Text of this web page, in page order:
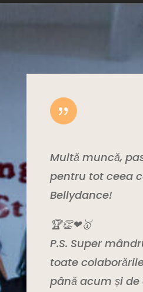
{
Multă muncă,
pentru tot ceea
Bellydance!
🏆👏❤🥇
P.S. Super
toate
până acum și de